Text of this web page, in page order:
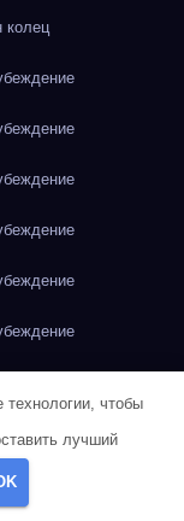
колец
технологии, чтобы
лучший